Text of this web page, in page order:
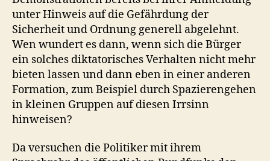
unter Hinweis auf die Gefährdung der
Sicherheit und Ordnung generell abgelehnt.
Wen wundert es dann, wenn sich die Bürger
ein solches diktatorisches Verhalten nicht mehr
bieten lassen und dann eben in einer anderen
Formation, zum Beispiel durch Spazierengehen
in kleinen Gruppen auf diesen Irrsinn
hinweisen?
Da versuchen die Politiker mit ihrem